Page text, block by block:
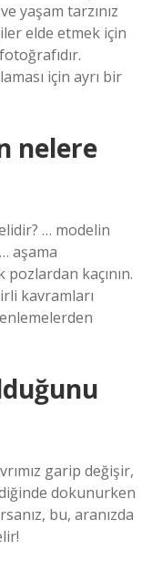
yaşam tarzınız
elde etmek için
için ayrı bir
nelere
… modelin
aşama
kaçının.
kavramları
garip değişir,
dokunurken
bu, aranızda